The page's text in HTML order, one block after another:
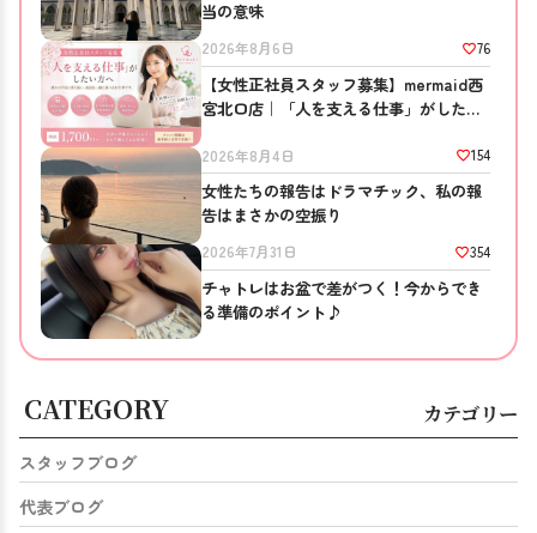
当の意味
2026年8月6日 76
【女性正社員スタッフ募集】mermaid西
宮北口店｜「人を支える仕事」がしたい
2026年8月4日 154
女性たちの報告はドラマチック、私の報
告はまさかの空振り
2026年7月31日 354
チャトレはお盆で差がつく！今からでき
る準備のポイント♪
CATEGORY カテゴリー
スタッフブログ
代表ブログ